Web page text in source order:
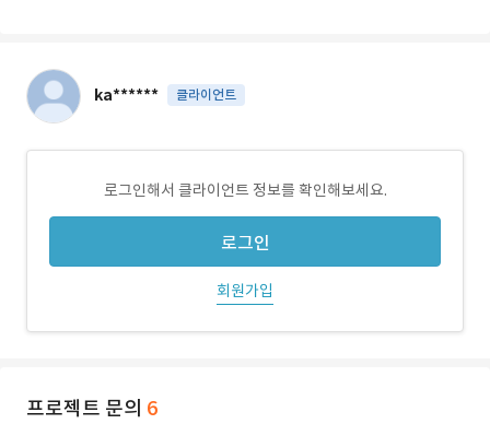
ka****** 클라이언트
로그인해서 클라이언트 정보를 확인해보세요.
로그인
회원가입
프로젝트 문의 6